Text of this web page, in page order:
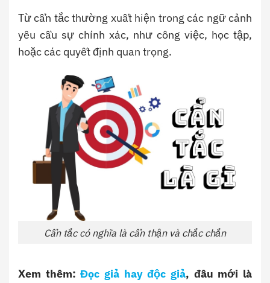
Từ cẩn tắc thường xuất hiện trong các ngữ cảnh
yêu cầu sự chính xác, như công việc, học tập,
hoặc các quyết định quan trọng.
Cẩn tắc có nghĩa là cẩn thận và chắc chắn
Xem thêm:Đọc giả hay độc giả, đâu mới là